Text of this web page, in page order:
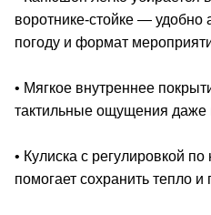
воротнике-стойке — удобно
погоду и формат
• Мягкое внутреннее
тактильные ощущения даже
• Кулиска с регулировкой
помогает сохранить тепло